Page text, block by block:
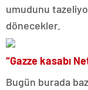
umudunu
dönecekler.
“Gazze kasabı
Bugün burada